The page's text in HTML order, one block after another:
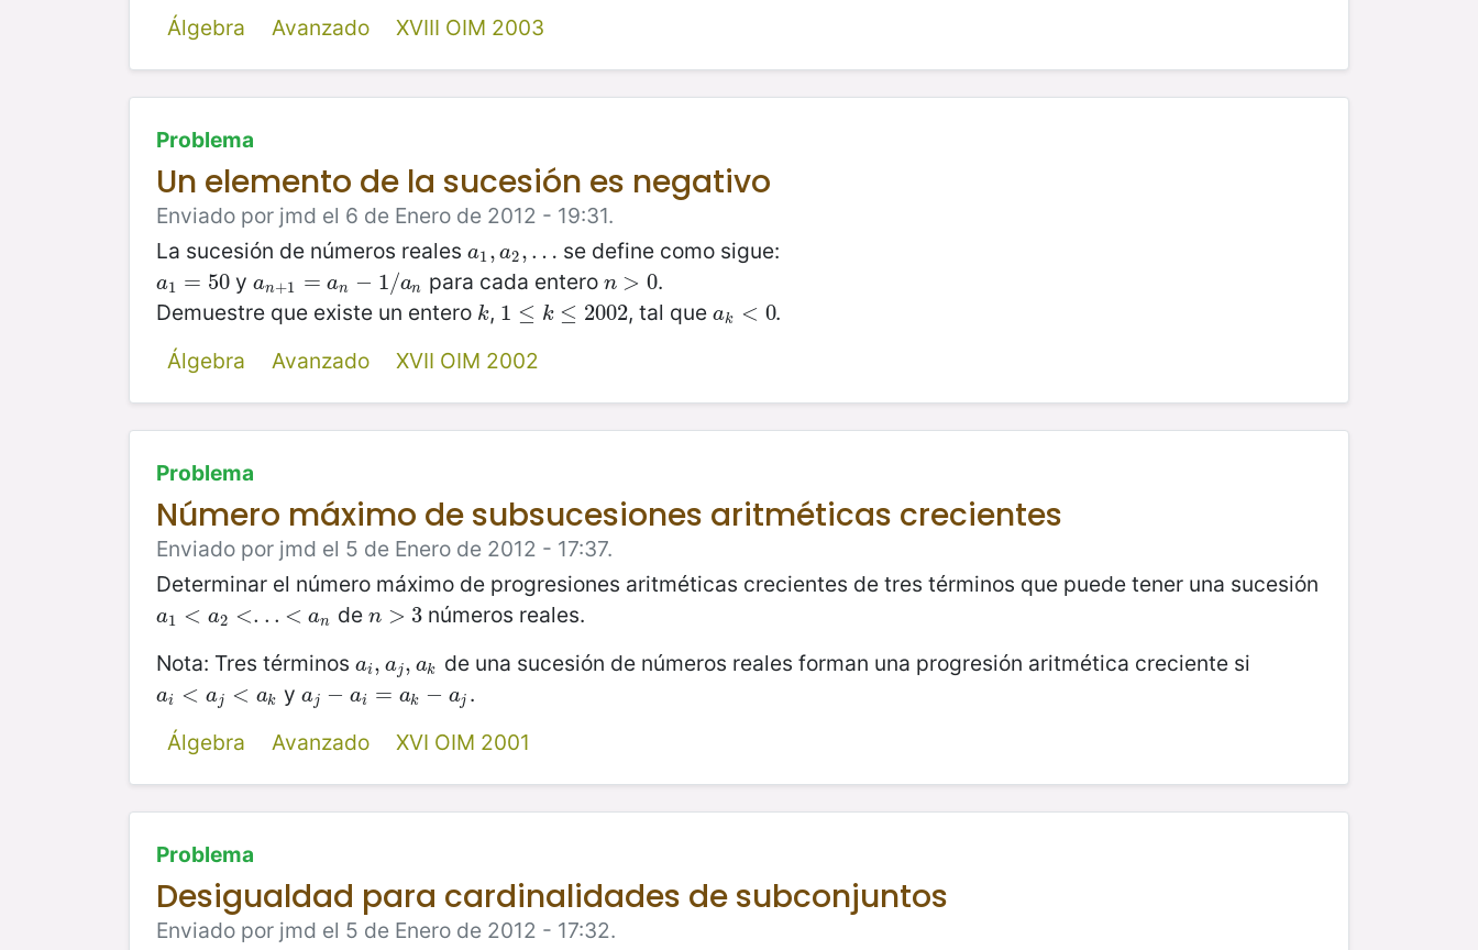
Álgebra Avanzado XVIII OIM 2003
Problema
Un elemento de la sucesión es negativo
Enviado por jmd el 6 de Enero de 2012 - 19:31.
La sucesión de números reales a1, a2, …
a1 ,a2,… se define como sigue:
a1 = 50
a1 =50 yan+1 = an − 1/an
an+1 =an− 1/ an para cada entero n > 0
n>0
.
Demuestre que existe un entero k
k, 1 ≤ k ≤ 2002
1 ≤k ≤2002 , tal queak < 0
ak <0
.
Álgebra
Avanzado XVII OIM 2002
Problema
Número máximo de subsucesiones aritméticas crecientes
Enviado por jmd el 5 de Enero de 2012 - 17:37.
Determinar el número máximo de progresiones aritméticas crecientes de tres términos que puede tener una sucesión
a1 < a2 <. . . < an
a1 <a 2< ..< a n de n > 3
n>3
números reales.
Nota: Tres términos ai, aj, ak
ai,aj,a k de una sucesión de números reales forman una progresión aritmética creciente si
ai < aj < ak
ai <a <a k yaj − ai = ak − aj
aj−a i=ak−aj
.
Álgebra
Avanzado XVI OIM 2001
Problema
Desigualdad para cardinalidades de subconjuntos
Enviado por jmd el 5 de Enero de 2012 - 17:32.